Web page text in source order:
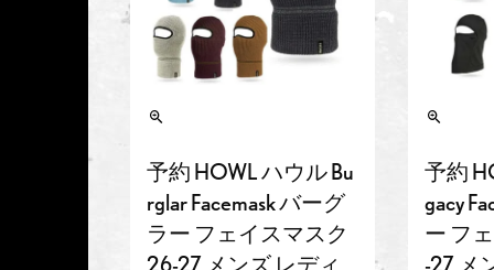
予約 HOWL ハウル Bu
rglar Facemask バーグ
ラー フェイスマスク
予約
gacy
ー フ